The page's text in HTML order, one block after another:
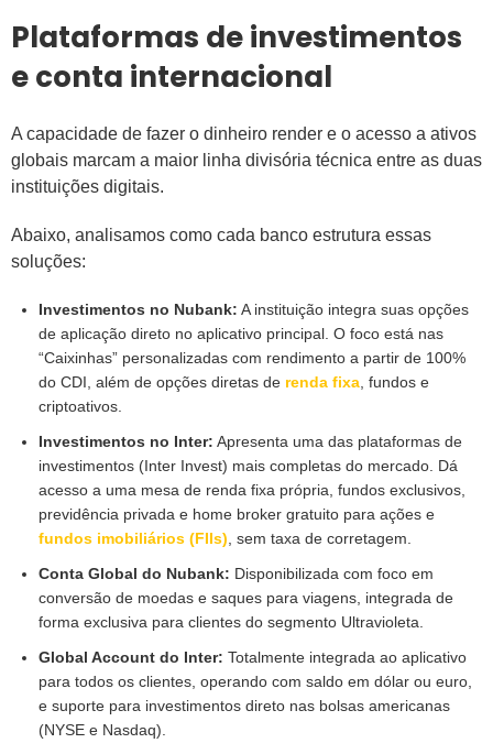
Plataformas de investimentos
e conta internacional
A capacidade de fazer o dinheiro render e o acesso a ativos
globais marcam a maior linha divisória técnica entre as duas
instituições digitais.
Abaixo, analisamos como cada banco estrutura essas
soluções:
Investimentos no Nubank: A instituição integra suas opções
de aplicação direto no aplicativo principal. O foco está nas
“Caixinhas” personalizadas com rendimento a partir de 100%
do CDI, além de opções diretas de renda fixa , fundos e
criptoativos.
Investimentos no Inter: Apresenta uma das plataformas de
investimentos (Inter Invest) mais completas do mercado. Dá
acesso a uma mesa de renda fixa própria, fundos exclusivos,
previdência privada e home broker gratuito para ações e
fundos imobiliários (FIIs) , sem taxa de corretagem.
Conta Global do Nubank: Disponibilizada com foco em
conversão de moedas e saques para viagens, integrada de
forma exclusiva para clientes do segmento Ultravioleta.
Global Account do Inter: Totalmente integrada ao aplicativo
para todos os clientes, operando com saldo em dólar ou euro,
e suporte para investimentos direto nas bolsas americanas
(NYSE e Nasdaq).